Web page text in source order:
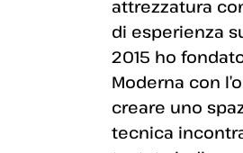
attrezzatura
di esperienza
2015 ho
Moderna con
creare uno
tecnica